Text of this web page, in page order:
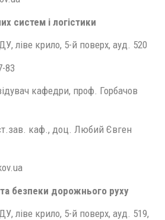
систем і логістики
ліве крило, 5-й поверх, ауд. 520
83
кафедри, проф. Горбачов
каф., доц. Любий Євген
та безпеки дорожнього руху
ліве крило, 5-й поверх, ауд. 519,